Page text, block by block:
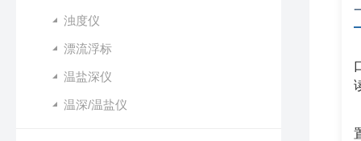
浊度仪
漂流浮标
温盐深仪
温深/温盐仪